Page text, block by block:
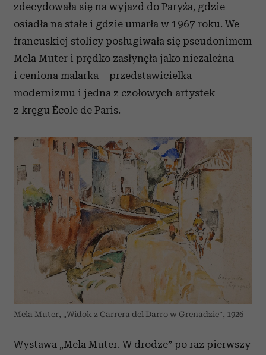
zdecydowała się na wyjazd do Paryża, gdzie
osiadła na stałe i gdzie umarła w 1967 roku. We
francuskiej stolicy posługiwała się pseudonimem
Mela Muter i prędko zasłynęła jako niezależna
i ceniona malarka – przedstawicielka
modernizmu i jedna z czołowych artystek
z kręgu École de Paris.
Mela Muter, „Widok z Carrera del Darro w Grenadzie”, 1926
Wystawa „Mela Muter. W drodze” po raz pierwszy